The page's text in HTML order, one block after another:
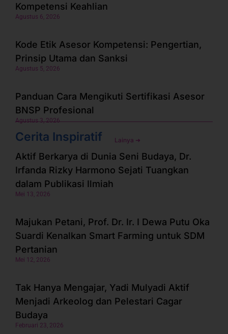
Kompetensi Keahlian
Agustus 6, 2026
Kode Etik Asesor Kompetensi: Pengertian,
Prinsip Utama dan Sanksi
Agustus 5, 2026
Panduan Cara Mengikuti Sertifikasi Asesor
BNSP Profesional
Agustus 3, 2026
Cerita Inspiratif Lainya ➜
Aktif Berkarya di Dunia Seni Budaya, Dr.
Irfanda Rizky Harmono Sejati Tuangkan
dalam Publikasi Ilmiah
Mei 13, 2026
Majukan Petani, Prof. Dr. Ir. I Dewa Putu Oka
Suardi Kenalkan Smart Farming untuk SDM
Pertanian
Mei 12, 2026
Tak Hanya Mengajar, Yadi Mulyadi Aktif
Menjadi Arkeolog dan Pelestari Cagar
Budaya
Februari 23, 2026